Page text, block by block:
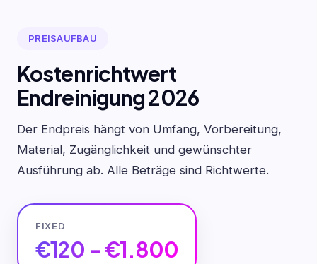
PREISAUFBAU
Kostenrichtwert
Endreinigung 2026
Der Endpreis hängt von Umfang, Vorbereitung,
Material, Zugänglichkeit und gewünschter
Ausführung ab. Alle Beträge sind Richtwerte.
FIXED
€120 – €1.800